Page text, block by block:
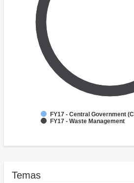
FY17 - Central Government
FY17 - Waste Management
Temas